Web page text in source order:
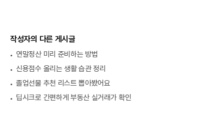
작성자의 다른 게시글
연말정산 미리 준비하는 방법
신용점수 올리는 생활 습관 정리
졸업선물 추천 리스트 뽑아봤어요
딥시크로 간편하게 부동산 실거래가 확인